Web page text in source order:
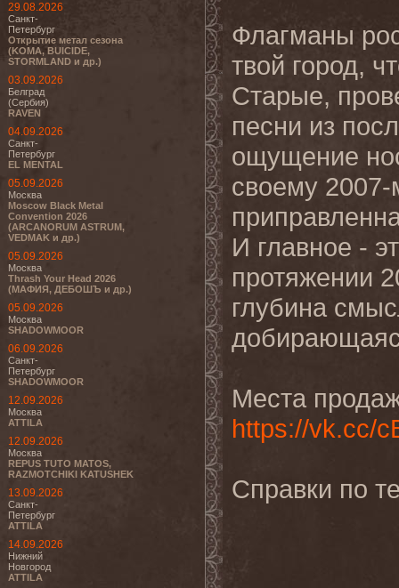
29.08.2026
Санкт-
Петербург
Открытие метал сезона
(KOMA, BUICIDE,
STORMLAND и др.)
03.09.2026
Белград
(Сербия)
RAVEN
04.09.2026
Санкт-
Петербург
EL MENTAL
05.09.2026
Москва
Moscow Black Metal
Convention 2026
(ARCANORUM ASTRUM,
VEDMAK и др.)
05.09.2026
Москва
Thrash Your Head 2026
(МАФИЯ, ДЕБОШЪ и др.)
05.09.2026
Москва
SHADOWMOOR
06.09.2026
Санкт-
Петербург
SHADOWMOOR
12.09.2026
Москва
ATTILA
12.09.2026
Москва
REPUS TUTO MATOS,
RAZMOTCHIKI KATUSHEK
13.09.2026
Санкт-
Петербург
ATTILA
14.09.2026
Нижний
Новгород
ATTILA
Флагманы
твой город,
Старые,
песни из
ощущение
своему 2007-
И главное -
протяжении
глубина
Места
https://vk.cc/
Справки по